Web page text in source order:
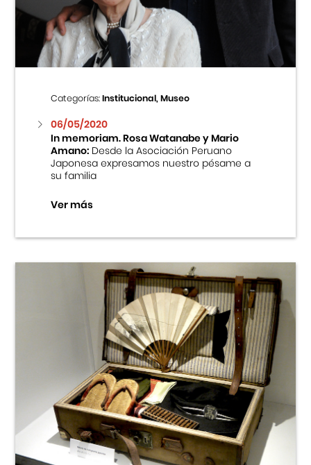
Centro Cultural Peruano Japonés
Cursos
Museo de la Inmigración Japonesa
Fondo Editorial
Teatro Peruano Japonés
Categorías:Institucional, Museo
06/05/2020
In memoriam. Rosa Watanabe y Mario
Amano:Desde la Asociación Peruano
Japonesa expresamos nuestro pésame a
su familia
Ver más